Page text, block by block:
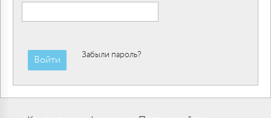
Войти Забыли пароль?